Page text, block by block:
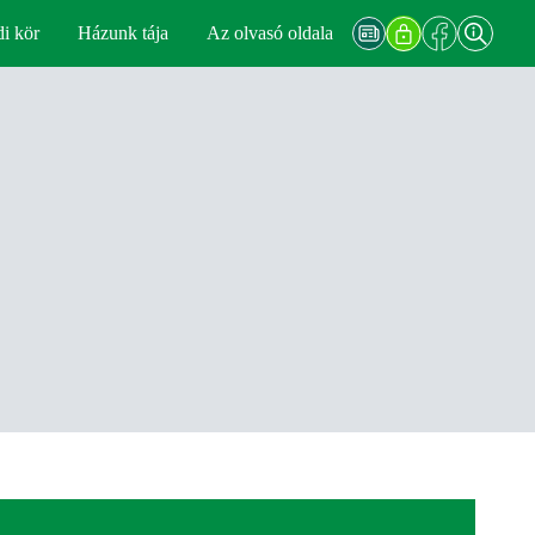
kör Házunk tája Az olvasó oldala